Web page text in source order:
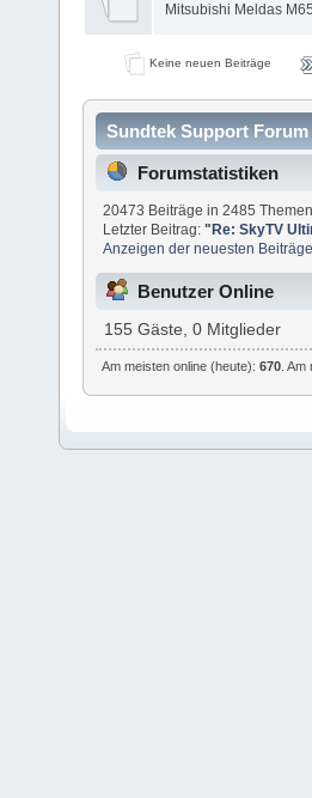
Mitsubishi Meldas
Keine neuen Beiträge
Sundtek Support
Forumstatistiken
20473 Beiträge in 2485
Letzter Beitrag:"Re: SkyTV
Anzeigen der neuesten Beiträge
Benutzer Online
155 Gäste, 0 Mitglieder
Am meisten online (heute):670 .